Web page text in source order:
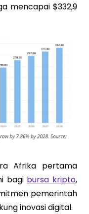
mencapai $332,9
Afrika pertama
bagi bursa kripto,
pemerintah
inovasi digital.